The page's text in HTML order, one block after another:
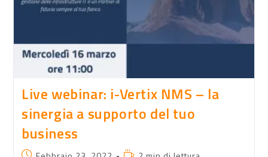
Live webinar: i-Vertix NMS – la
sinergia a supporto del tuo
business